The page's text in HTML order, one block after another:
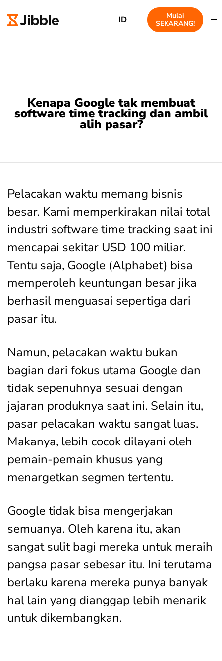
ID
Mulai
SEKARANG!
Kenapa Google tak membuat
software time tracking dan ambil
alih pasar?
Pelacakan waktu memang bisnis
besar. Kami memperkirakan nilai total
industri software time tracking saat ini
mencapai sekitar USD 100 miliar.
Tentu saja, Google (Alphabet) bisa
memperoleh keuntungan besar jika
berhasil menguasai sepertiga dari
pasar itu.
Namun, pelacakan waktu bukan
bagian dari fokus utama Google dan
tidak sepenuhnya sesuai dengan
jajaran produknya saat ini. Selain itu,
pasar pelacakan waktu sangat luas.
Makanya, lebih cocok dilayani oleh
pemain-pemain khusus yang
menargetkan segmen tertentu.
Google tidak bisa mengerjakan
semuanya. Oleh karena itu, akan
sangat sulit bagi mereka untuk meraih
pangsa pasar sebesar itu. Ini terutama
berlaku karena mereka punya banyak
hal lain yang dianggap lebih menarik
untuk dikembangkan.